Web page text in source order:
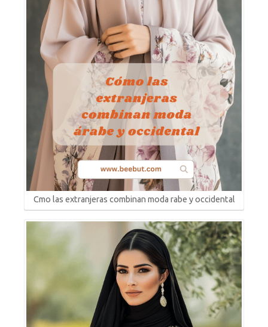
Cmo las extranjeras combinan moda rabe y occidental